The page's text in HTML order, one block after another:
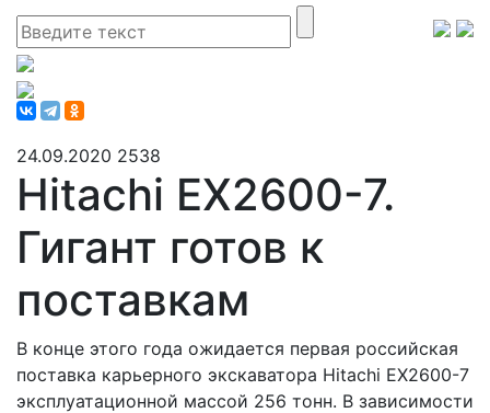
24.09.2020 2538
Hitachi EX2600-7.
Гигант готов к
поставкам
В конце этого года ожидается первая российская
поставка карьерного экскаватора Hitachi EX2600-7
эксплуатационной массой 256 тонн. В зависимости